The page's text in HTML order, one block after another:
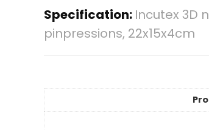
Specification: Incutex 3D
pinpressions, 22x15x4cm